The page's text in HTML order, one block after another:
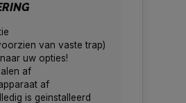
van vaste trap)
uw opties!
af
af
is geinstalleerd